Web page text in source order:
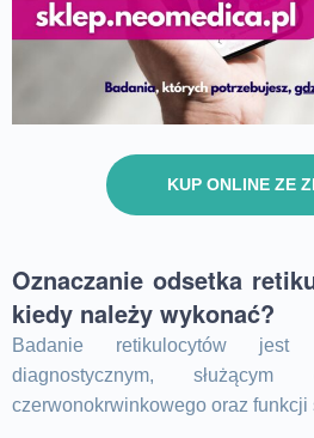
KUP ONLINE ZE
Oznaczanie odsetka
kiedy należy wykonać?
Badanie retikulocytów jest
diagnostycznym,
czerwonokrwinkowego oraz funkcji